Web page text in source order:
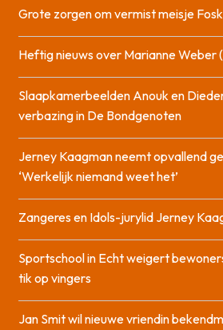
Grote zorgen om vermist meisje
Heftig nieuws over Marianne Weber
Slaapkamerbeelden Anouk en
verbazing in De Bondgenoten
Jerney Kaagman neemt opvallend
‘Werkelijk niemand weet het’
Zangeres en Idols-jurylid Jerney
Sportschool in Echt weigert
tik op vingers
Jan Smit wil nieuwe vriendin